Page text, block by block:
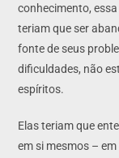
conhecimento,
teriam que ser
fonte de seus
dificuldades, não
espíritos.
Elas teriam que
em si mesmos –